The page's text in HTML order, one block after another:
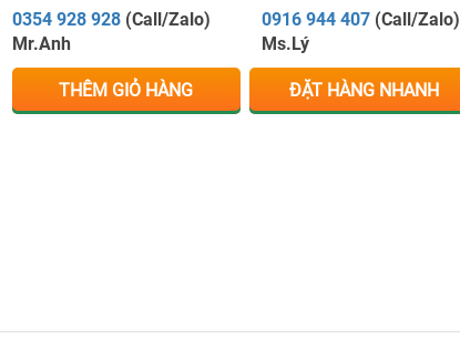
0354 928 928 (Call/Zalo)
Mr.Anh
0916 944 407 (Call/Zalo)
Ms.Lý
THÊM GIỎ HÀNG ĐẶT HÀNG NHANH